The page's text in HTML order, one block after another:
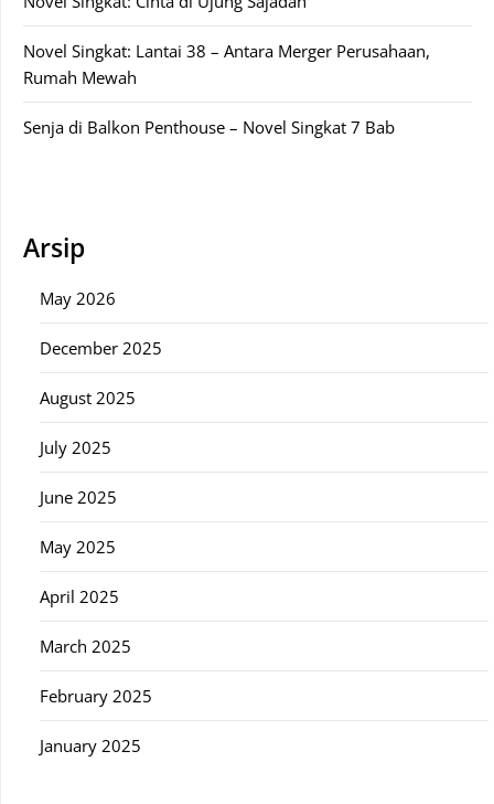
Novel Singkat: Lantai 38 – Antara Merger Perusahaan,
Rumah Mewah
Senja di Balkon Penthouse – Novel Singkat 7 Bab
Arsip
May 2026
December 2025
August 2025
July 2025
June 2025
May 2025
April 2025
March 2025
February 2025
January 2025